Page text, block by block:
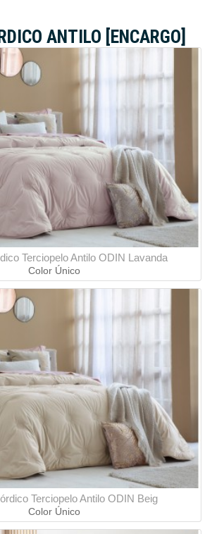
ANTILO [ENCARGO]
Terciopelo Antilo ODIN Lavanda
Color Único
Terciopelo Antilo ODIN Beig
Color Único